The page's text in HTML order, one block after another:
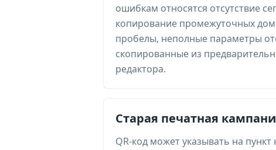
ошибкам относятся отсутствие
копирование промежуточных
пробелы, неполные параметры
скопированные из
редактора.
Старая печатная
QR-код может указывать на